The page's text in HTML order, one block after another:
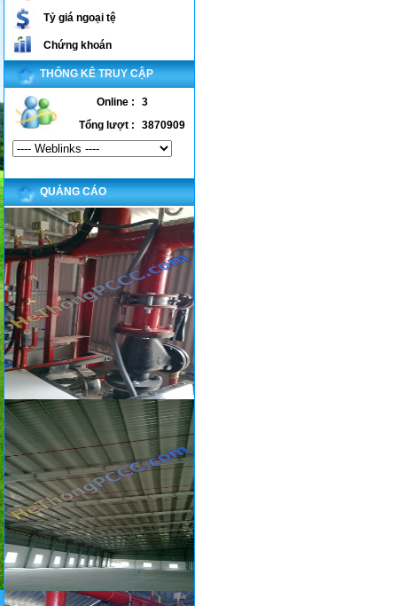
Tỷ giá ngoại tệ
Chứng khoán
THỐNG KÊ TRUY CẬP
Online :
3
Tổng lượt :
3870909
QUẢNG CÁO